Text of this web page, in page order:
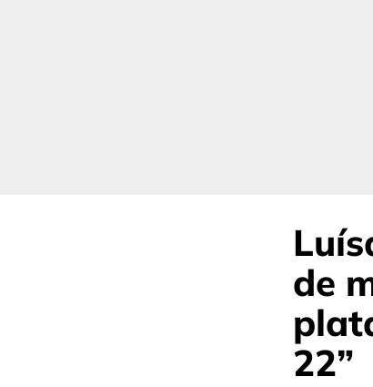
de
22”